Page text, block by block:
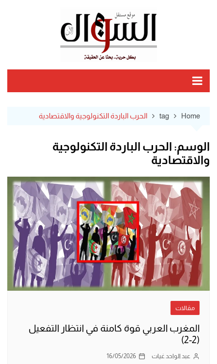
Home
tag الحرب الباردة التكنولوجية والاقتصادية
الوسم: الحرب الباردة التكنولوجية
والاقتصادية
مقالات
المغرب العربي قوة كامنة في انتظار التفعيل
(2-2)
عبد الواحد غيات 16/05/2026